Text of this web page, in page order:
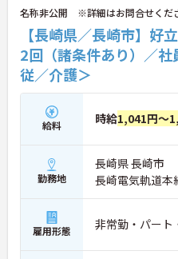
名称非公開 ※詳細はお問合せくだ
【長崎県／長崎市】好
2回（諸条件あり）／
従／介護＞
給料 時給1,041円～
勤務地
長崎県 長崎市
長崎電気軌道本
雇用形態 非常勤・パート